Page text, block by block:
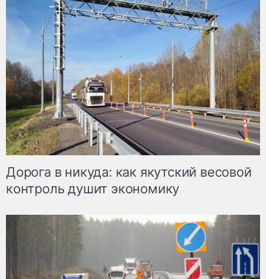
Дорога в никуда: как якутский весовой
контроль душит экономику